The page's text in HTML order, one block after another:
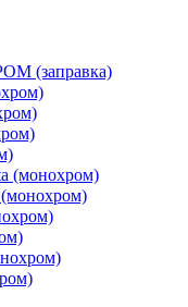
(заправка)
(монохром)